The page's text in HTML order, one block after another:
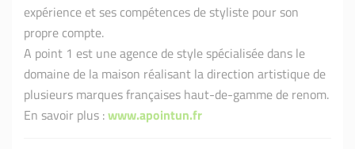
expérience et ses compétences de styliste pour son
propre compte.
A point 1 est une agence de style spécialisée dans le
domaine de la maison réalisant la direction artistique de
plusieurs marques françaises haut-de-gamme de renom.
En savoir plus :www.apointun.fr